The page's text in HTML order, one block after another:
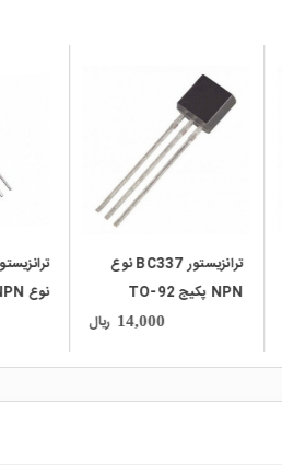
ترانزیستور BC337 نوع
NPN پکیج TO-92
14,000 ریال
نوع NPN پکیج TO-126